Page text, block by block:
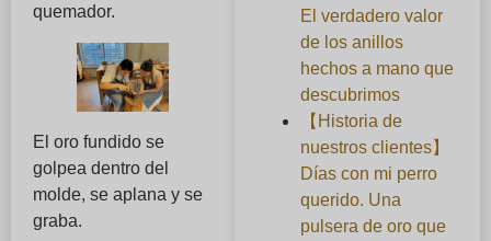
quemador.
El oro fundido se
golpea dentro del
molde, se aplana y se
graba.
El verdadero valor
de los anillos
hechos a mano que
descubrimos
【Historia de
nuestros clientes】
Días con mi perro
querido. Una
pulsera de oro que